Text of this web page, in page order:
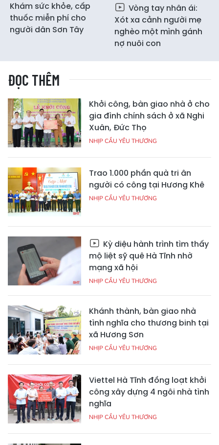
Khám sức khỏe, cấp
thuốc miễn phí cho
người dân Sơn Tây
Vòng tay nhân ái:
Xót xa cảnh người mẹ
nghèo một mình gánh
nợ nuôi con
ĐỌC THÊM
Khởi công, bàn giao nhà ở cho
gia đình chính sách ở xã Nghi
Xuân, Đức Thọ
NHỊP CẦU YÊU THƯƠNG
Trao 1.000 phần quà tri ân
người có công tại Hương Khê
NHỊP CẦU YÊU THƯƠNG
Kỳ diệu hành trình tìm thấy
mộ liệt sỹ quê Hà Tĩnh nhờ
mạng xã hội
NHỊP CẦU YÊU THƯƠNG
Khánh thành, bàn giao nhà
tình nghĩa cho thương binh tại
xã Hương Sơn
NHỊP CẦU YÊU THƯƠNG
Viettel Hà Tĩnh đồng loạt khởi
công xây dựng 4 ngôi nhà tình
nghĩa
NHỊP CẦU YÊU THƯƠNG